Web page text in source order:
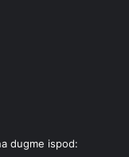
dugme ispod: